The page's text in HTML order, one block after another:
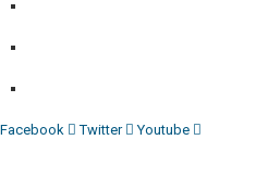
Facebook Twitter Youtube